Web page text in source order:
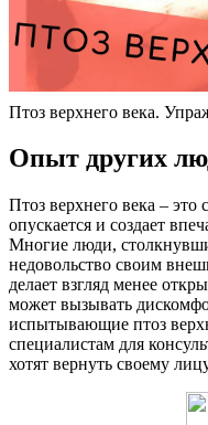
Птоз верхнего века.
Опыт других
Птоз верхнего века – это
опускается и создает
Многие люди,
недовольство своим
делает взгляд менее
может вызывать
испытывающие птоз
специалистам для
хотят вернуть своему